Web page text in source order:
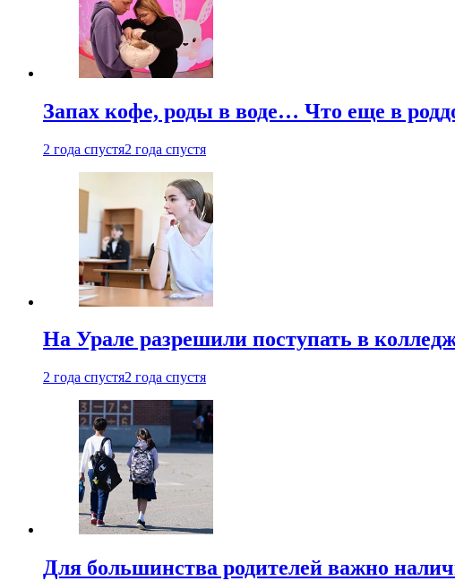
Запах кофе, роды в воде… Что еще в
2 года спустя2 года спустя
На Урале разрешили поступать в
2 года спустя2 года спустя
Для большинства родителей важно